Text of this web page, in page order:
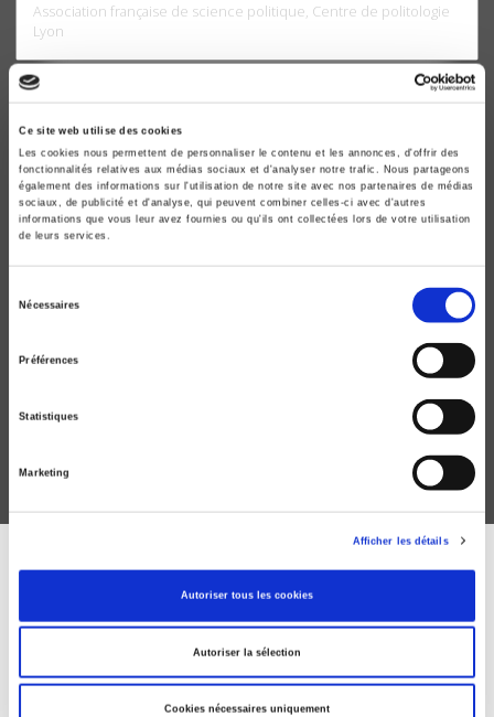
Ce site web utilise des cookies
Les cookies nous permettent de personnaliser le contenu et les annonces, d'offrir des
fonctionnalités relatives aux médias sociaux et d'analyser notre trafic. Nous partageons
également des informations sur l'utilisation de notre site avec nos partenaires de médias
sociaux, de publicité et d'analyse, qui peuvent combiner celles-ci avec d'autres
informations que vous leur avez fournies ou qu'ils ont collectées lors de votre utilisation
de leurs services.
Nécessaires
Préférences
Statistiques
Marketing
Afficher les détails
Autoriser tous les cookies
Autoriser la sélection
Cookies nécessaires uniquement
Association française de science politique, Centre de politologie
Lyon
publiques ?
ABONNEZ-VOUS À NOS
REVUES
Je m’abonne